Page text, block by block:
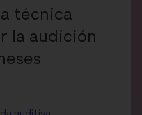
técnica
la audición